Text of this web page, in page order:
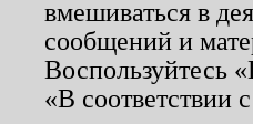
вмешиваться в
сообщений и
Воспользуйтесь
«В соответствии